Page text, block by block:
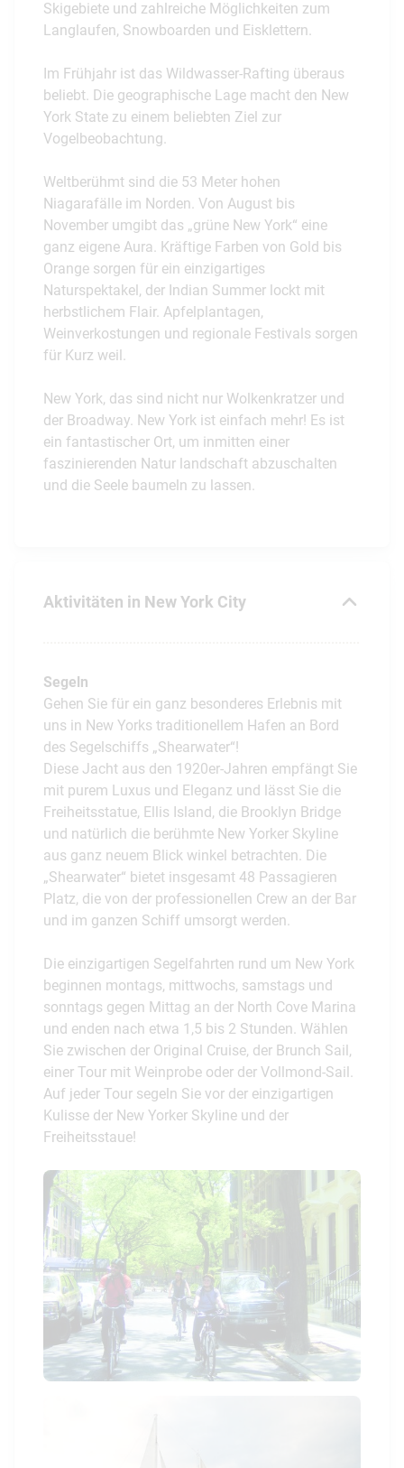
Skigebiete und zahlreiche Möglichkeiten zum
Langlaufen, Snowboarden und Eisklettern.
Im Frühjahr ist das Wildwasser-Rafting überaus
beliebt. Die geographische Lage macht den New
York State zu einem beliebten Ziel zur
Vogelbeobachtung.
Weltberühmt sind die 53 Meter hohen
Niagarafälle im Norden. Von August bis
November umgibt das „grüne New York“ eine
ganz eigene Aura. Kräftige Farben von Gold bis
Orange sorgen für ein einzigartiges
Naturspektakel, der Indian Summer lockt mit
herbstlichem Flair. Apfelplantagen,
Weinverkostungen und regionale Festivals sorgen
für Kurz weil.
New York, das sind nicht nur Wolkenkratzer und
der Broadway. New York ist einfach mehr! Es ist
ein fantastischer Ort, um inmitten einer
faszinierenden Natur landschaft abzuschalten
und die Seele baumeln zu lassen.
Aktivitäten in New York City
Segeln
Gehen Sie für ein ganz besonderes Erlebnis mit
uns in New Yorks traditionellem Hafen an Bord
des Segelschiffs „Shearwater“!
Diese Jacht aus den 1920er-Jahren empfängt Sie
mit purem Luxus und Eleganz und lässt Sie die
Freiheitsstatue, Ellis Island, die Brooklyn Bridge
und natürlich die berühmte New Yorker Skyline
aus ganz neuem Blick winkel betrachten. Die
„Shearwater“ bietet insgesamt 48 Passagieren
Platz, die von der professionellen Crew an der Bar
und im ganzen Schiff umsorgt werden.
Die einzigartigen Segelfahrten rund um New York
beginnen montags, mittwochs, samstags und
sonntags gegen Mittag an der North Cove Marina
und enden nach etwa 1,5 bis 2 Stunden. Wählen
Sie zwischen der Original Cruise, der Brunch Sail,
einer Tour mit Weinprobe oder der Vollmond-Sail.
Auf jeder Tour segeln Sie vor der einzigartigen
Kulisse der New Yorker Skyline und der
Freiheitsstaue!